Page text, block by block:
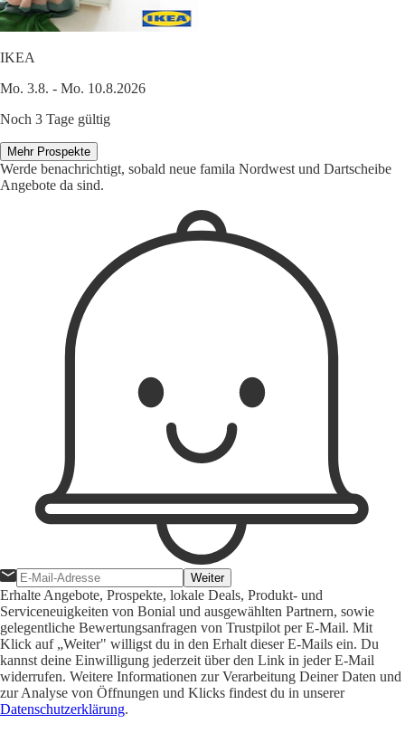
IKEA
Mo. 3.8. - Mo. 10.8.2026
Noch 3 Tage gültig
Mehr Prospekte
Werde benachrichtigt, sobald neue famila Nordwest und Dartscheibe
Angebote da sind.
Weiter
Erhalte Angebote, Prospekte, lokale Deals, Produkt- und
Serviceneuigkeiten von Bonial und ausgewählten Partnern, sowie
gelegentliche Bewertungsanfragen von Trustpilot per E-Mail. Mit
Klick auf „Weiter" willigst du in den Erhalt dieser E-Mails ein. Du
kannst deine Einwilligung jederzeit über den Link in jeder E-Mail
widerrufen. Weitere Informationen zur Verarbeitung Deiner Daten und
zur Analyse von Öffnungen und Klicks findest du in unserer
Datenschutzerklärung.